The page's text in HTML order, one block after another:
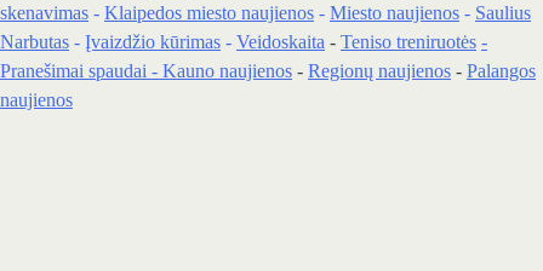
skenavimas - Klaipedos miesto naujienos - Miesto naujienos - Saulius
Narbutas - Įvaizdžio kūrimas - Veidoskaita - Teniso treniruotės -
Pranešimai spaudai - Kauno naujienos - Regionų naujienos - Palangos
naujienos